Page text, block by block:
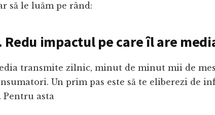
să le luăm pe rând:
Redu impactul pe care îl are
transmite zilnic, minut de minut mii de
Un prim pas este să te eliberezi de
Pentru asta